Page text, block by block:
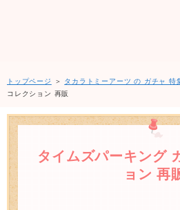
トップページ ＞ タカラトミーアーツ の ガチャ 特
コレクション 再販
タイムズパーキング
ョン 再